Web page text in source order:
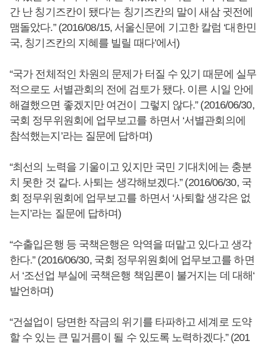
간 난 칭기즈칸이 됐다’는 칭기즈칸의 말이 새삼 귓전에
맴돌았다.” (2016/08/15, 서울신문에 기고한 칼럼 ‘대한민
국, 칭기즈칸의 지혜를 빌릴 때다’에서)
“국가 전체적인 차원의 문제가 터질 수 있기 때문에 실무
적으로도 서별관회의 전에 검토가 됐다. 이른 시일 안에
해결했으면 좋겠지만 여건이 그렇지 않다.” (2016/06/30,
국회 정무위원회에 업무보고를 하면서 ‘서별관회의에
참석했는지’라는 질문에 답하며)
“최선의 노력을 기울이고 있지만 국민 기대치에는 충분
치 못한 것 같다. 사퇴는 생각해보겠다.” (2016/06/30, 국
회 정무위원회에 업무보고를 하면서 ‘사퇴할 생각은 없
는지’라는 질문에 답하며)
“수출입은행 등 국책은행은 악역을 떠맡고 있다고 생각
한다.” (2016/06/30, 국회 정무위원회에 업무보고를 하면
서 ‘조선업 부실에 국책은행 책임론이 불거지는 데 대해‘
발언하며)
“건설업이 당면한 작금의 위기를 타파하고 세계로 도약
할 수 있는 큰 밑거름이 될 수 있도록 노력하겠다.” (201